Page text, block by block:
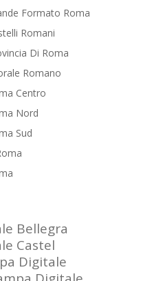
Formato Roma
Romani
Di Roma
Romano
Centro
Nord
Sud
Bellegra
Castel
Digitale